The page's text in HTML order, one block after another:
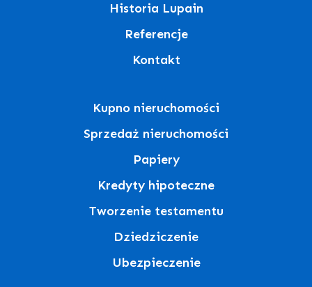
Historia Lupain
Referencje
Kontakt
Kupno nieruchomości
Sprzedaż nieruchomości
Papiery
Kredyty hipoteczne
Tworzenie testamentu
Dziedziczenie
Ubezpieczenie